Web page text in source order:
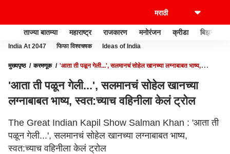
ताज्या बातम्या महाराष्ट्र राजकारण मनोरंजन क्रीडा बिझनेस
India At 2047 फिफा विश्वचषक Ideas of India
मुख्यपृष्ठ करमणूक
'आता ती पळून गेली...', सलमानचं सोहेल खानच्या लग्नाबाबत भाष्य,
'आता ती पळून गेली...', सलमानचं सोहेल खानच्या
लग्नाबाबत भाष्य, स्वत:च्याच वहिनीला केलं ट्रोल
The Great Indian Kapil Show Salman Khan : 'आता ती
पळून गेली...', सलमानचं सोहेल खानच्या लग्नाबाबत भाष्य,
स्वत:च्याच वहिनीला केलं ट्रोल